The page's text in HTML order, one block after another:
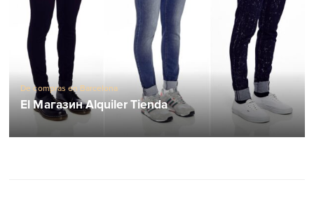
De compras en Barcelona
El Магазин Alquiler Tienda